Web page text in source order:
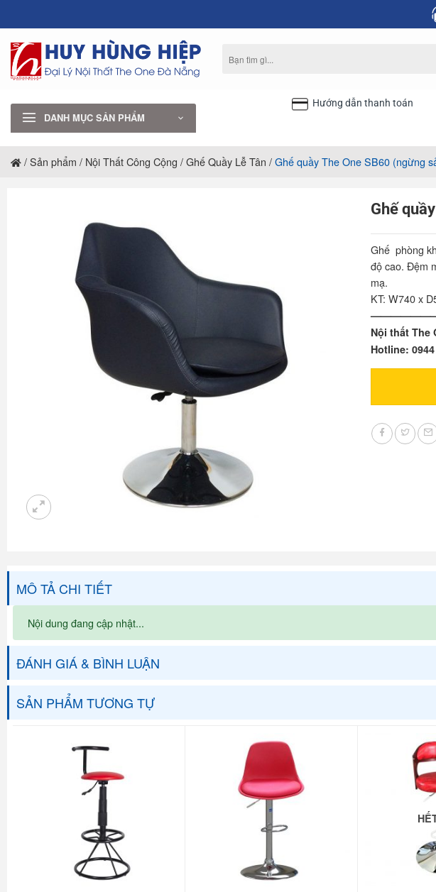
nội
dung
kiếm:
DANH MỤC SẢN PHẨM
Hướng dẫn thanh toán
/Sản phẩm / Nội Thất Công Cộng /Ghế Quầy Lễ Tân /Ghế quầy The One SB60 (ngừng
Ghế
Ghế phòng
độ cao. Đệm
mạ.
KT: W740 x
Nội thất The
Hotline: 0944
MÔ TẢ CHI TIẾT
Nội dung đang cập nhật...
ĐÁNH GIÁ & BÌNH LUẬN
SẢN PHẨM TƯƠNG TỰ